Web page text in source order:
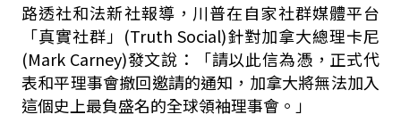
路透社和法新社報導，川普在自家社群媒體平台
「真實社群」(Truth Social)針對加拿大總理卡尼
(Mark Carney)發文說：「請以此信為憑，正式代
表和平理事會撤回邀請的通知，加拿大將無法加入
這個史上最負盛名的全球領袖理事會。」